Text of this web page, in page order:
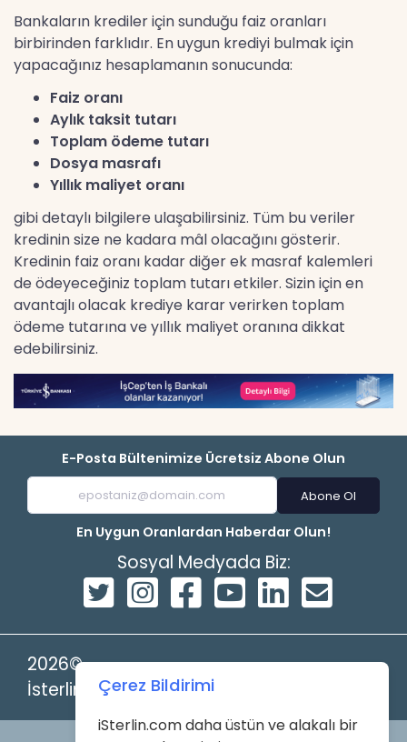
Bankaların krediler için sunduğu faiz oranları
birbirinden farklıdır. En uygun krediyi bulmak için
yapacağınız hesaplamanın sonucunda:
Faiz oranı
Aylık taksit tutarı
Toplam ödeme tutarı
Dosya masrafı
Yıllık maliyet oranı
gibi detaylı bilgilere ulaşabilirsiniz. Tüm bu veriler
kredinin size ne kadara mâl olacağını gösterir.
Kredinin faiz oranı kadar diğer ek masraf kalemleri
de ödeyeceğiniz toplam tutarı etkiler. Sizin için en
avantajlı olacak krediye karar verirken toplam
ödeme tutarına ve yıllık maliyet oranına dikkat
edebilirsiniz.
E-Posta Bültenimize Ücretsiz Abone Olun
Abone Ol
En Uygun Oranlardan Haberdar Olun!
Sosyal Medyada Biz:
2026©
İsterlin
Powered by
Çerez Bildirimi
iSterlin.com daha üstün ve alakalı bir